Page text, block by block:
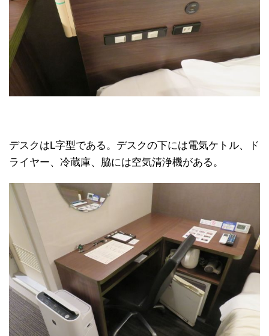
デスクはL字型である。デスクの下には電気ケトル、ド
ライヤー、冷蔵庫、脇には空気清浄機がある。